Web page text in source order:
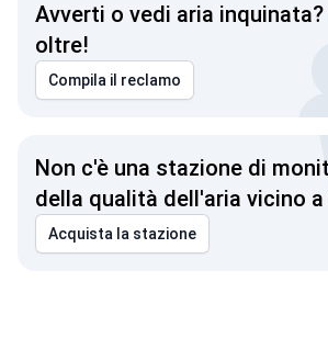
Avverti o vedi aria
oltre!
Compila il reclamo
Non c'è una stazione di
della qualità dell'aria vicino
Acquista la stazione